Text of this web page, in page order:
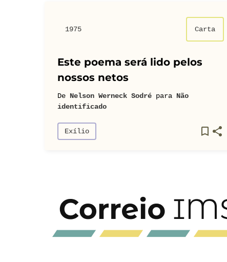
1975 Carta
Este poema será lido pelos
nossos netos
De Nelson Werneck Sodré para Não
identificado
Exílio